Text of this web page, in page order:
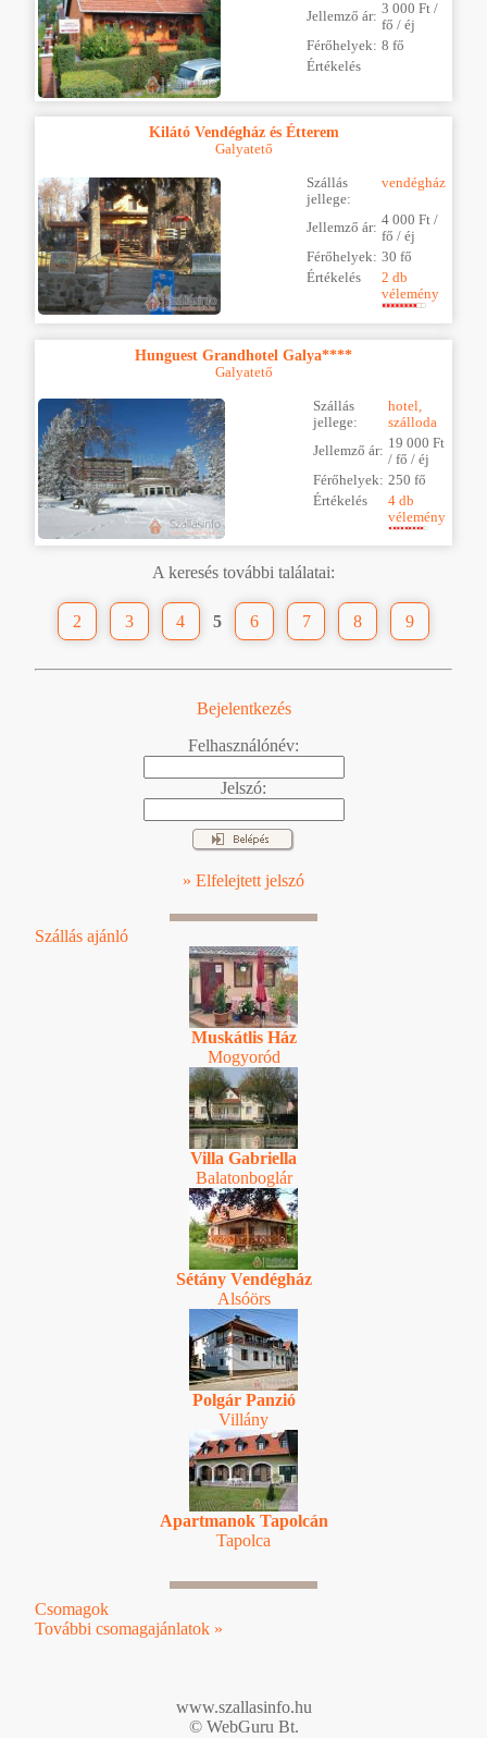
Jellemző ár: 3 000 Ft /
fő / éj
Férőhelyek: 8 fő
Értékelés
Kilátó Vendégház és Étterem
Galyatető
Szállás
jellege:
vendégház
Jellemző ár: 4 000 Ft /
fő / éj
Férőhelyek: 30 fő
Értékelés
2 db
vélemény
Hunguest Grandhotel Galya****
Galyatető
Szállás
jellege:
hotel,
szálloda
Jellemző ár: 19 000 Ft
/ fő / éj
Férőhelyek: 250 fő
Értékelés
4 db
vélemény
A keresés további találatai:
2 3 4 5 6 7 8 9
Bejelentkezés
Felhasználónév:
Jelszó:
» Elfelejtett jelszó
Szállás ajánló
Muskátlis Ház
Mogyoród
Villa Gabriella
Balatonboglár
Sétány Vendégház
Alsóörs
Polgár Panzió
Villány
Apartmanok Tapolcán
Tapolca
Csomagok
További csomagajánlatok »
www.szallasinfo.hu
© WebGuru Bt.